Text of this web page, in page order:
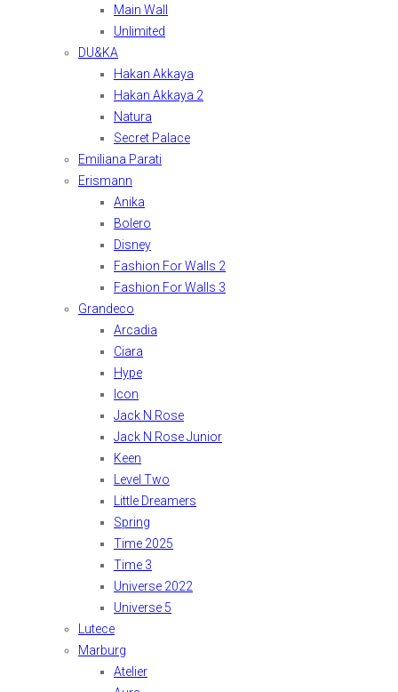
Main Wall
Unlimited
DU&KA
Hakan Akkaya
Hakan Akkaya 2
Natura
Secret Palace
Emiliana Parati
Erismann
Anika
Bolero
Disney
Fashion For Walls 2
Fashion For Walls 3
Grandeco
Arcadia
Ciara
Hype
Icon
Jack N Rose
Jack N Rose Junior
Keen
Level Two
Little Dreamers
Spring
Time 2025
Time 3
Universe 2022
Universe 5
Lutece
Marburg
Atelier